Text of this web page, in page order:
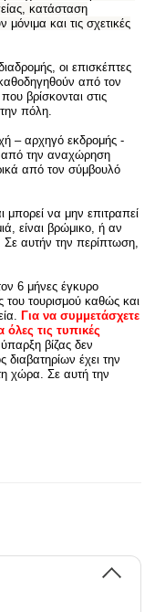
κατάσταση
και τις σχετικές
οι επισκέπτες
από τον
βρίσκονται στις
πόλη.
– αρχηγό εκδρομής -
από την αναχώρηση
από τον σύμβουλό
μπορεί να μην επιτραπεί
είναι βρώμικο, ή αν
Σε αυτήν την περίπτωση,
6 μήνες έγκυρο
του τουρισμού καθώς και
Για να συμμετάσχετε
τις τυπικές
βίζας δεν
έχει την
χώρα. Σε αυτή την